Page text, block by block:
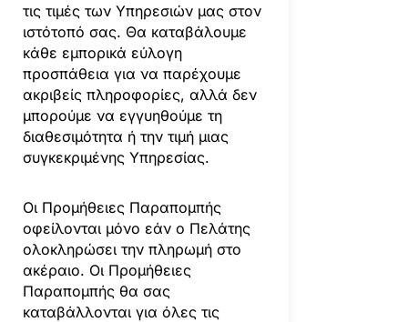
τις τιμές των Υπηρεσιών μας στον
ιστότοπό σας. Θα καταβάλουμε
κάθε εμπορικά εύλογη
προσπάθεια για να παρέχουμε
ακριβείς πληροφορίες, αλλά δεν
μπορούμε να εγγυηθούμε τη
διαθεσιμότητα ή την τιμή μιας
συγκεκριμένης Υπηρεσίας.
Οι Προμήθειες Παραπομπής
οφείλονται μόνο εάν ο Πελάτης
ολοκληρώσει την πληρωμή στο
ακέραιο. Οι Προμήθειες
Παραπομπής θα σας
καταβάλλονται για όλες τις